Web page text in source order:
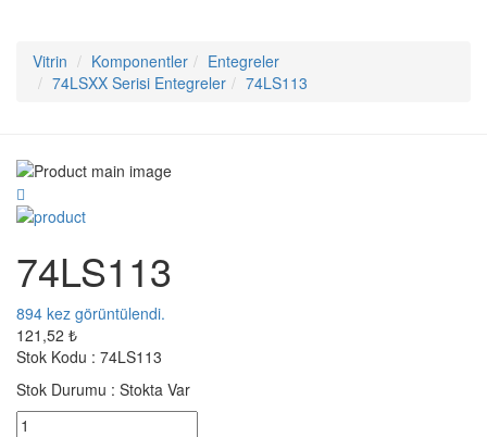
Vitrin Komponentler
Entegreler
74LSXX Serisi Entegreler
74LS113
74LS113
894 kez görüntülendi.
121,52 ₺
Stok Kodu : 74LS113
Stok Durumu : Stokta Var